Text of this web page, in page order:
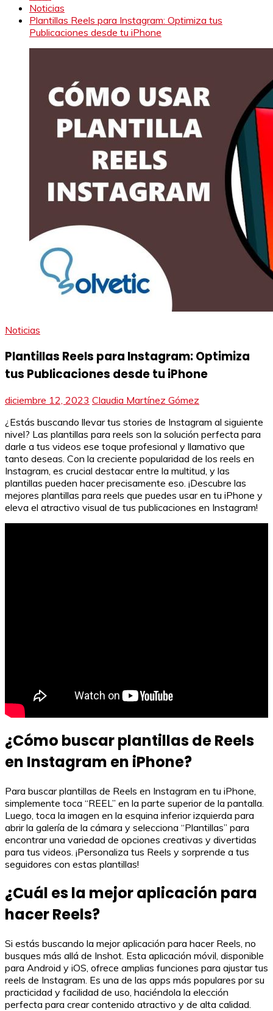
Noticias
Plantillas Reels para Instagram: Optimiza tus
Publicaciones desde tu iPhone
Noticias
Plantillas Reels para Instagram: Optimiza
tus Publicaciones desde tu iPhone
diciembre 12, 2023 Claudia Martínez Gómez
¿Estás buscando llevar tus stories de Instagram al siguiente
nivel? Las plantillas para reels son la solución perfecta para
darle a tus videos ese toque profesional y llamativo que
tanto deseas. Con la creciente popularidad de los reels en
Instagram, es crucial destacar entre la multitud, y las
plantillas pueden hacer precisamente eso. ¡Descubre las
mejores plantillas para reels que puedes usar en tu iPhone y
eleva el atractivo visual de tus publicaciones en Instagram!
¿Cómo buscar plantillas de Reels
en Instagram en iPhone?
Para buscar plantillas de Reels en Instagram en tu iPhone,
simplemente toca “REEL” en la parte superior de la pantalla.
Luego, toca la imagen en la esquina inferior izquierda para
abrir la galería de la cámara y selecciona “Plantillas” para
encontrar una variedad de opciones creativas y divertidas
para tus videos. ¡Personaliza tus Reels y sorprende a tus
seguidores con estas plantillas!
¿Cuál es la mejor aplicación para
hacer Reels?
Si estás buscando la mejor aplicación para hacer Reels, no
busques más allá de Inshot. Esta aplicación móvil, disponible
para Android y iOS, ofrece amplias funciones para ajustar tus
reels de Instagram. Es una de las apps más populares por su
practicidad y facilidad de uso, haciéndola la elección
perfecta para crear contenido atractivo y de alta calidad.